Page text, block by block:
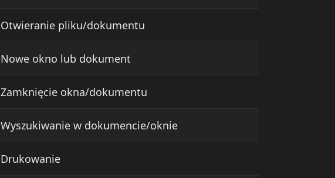
Otwieranie pliku/dokumentu
Nowe okno lub dokument
Zamknięcie okna/dokumentu
Wyszukiwanie w dokumencie/oknie
Drukowanie